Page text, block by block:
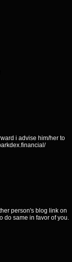
i advise him/her to
person's blog link on
do same in favor of you.